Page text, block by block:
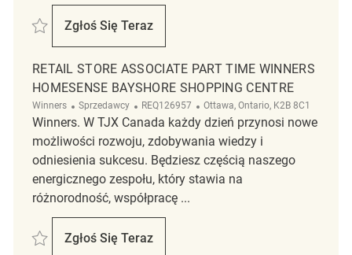
Zapisać Retail Store Associate Part Time Winners / Homesense -
Zgłoś Się Teraz
Retail Store Associate Part Time Winners
RETAIL STORE ASSOCIATE PART TIME WINNERS
HOMESENSE BAYSHORE SHOPPING CENTRE
Winners Kategoria
Sprzedawcy ReqId
REQ126957 Lokalizacja
Ottawa, Ontario, K2B 8C1
Winners. W TJX Canada każdy dzień przynosi nowe
możliwości rozwoju, zdobywania wiedzy i
odniesienia sukcesu. Będziesz częścią naszego
energicznego zespołu, który stawia na
różnorodność, współpracę ...
Zapisać Retail Store Associate Part Time Winners HomeSense
Zgłoś Się Teraz
Retail Store Associate Part Time Winners